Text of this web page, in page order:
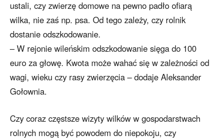
ustali, czy zwierzę domowe na pewno padło ofiarą
wilka, nie zaś np. psa. Od tego zależy, czy rolnik
dostanie odszkodowanie.
– W rejonie wileńskim odszkodowanie sięga do 100
euro za głowę. Kwota może wahać się w zależności od
wagi, wieku czy rasy zwierzęcia – dodaje Aleksander
Gołownia.
Czy coraz częstsze wizyty wilków w gospodarstwach
rolnych mogą być powodem do niepokoju, czy